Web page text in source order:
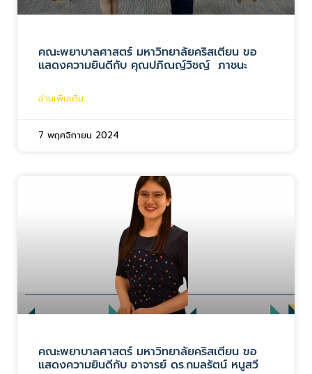
คณะพยาบาลศาสตร์ มหาวิทยาลัยคริสเตียน ขอ
แสดงความยินดีกับ คุณปภิณญ์วิชญ์ ภาชนะ
อ่านเพิ่มเติม...
7 พฤศจิกายน 2024
คณะพยาบาลศาสตร์ มหาวิทยาลัยคริสเตียน ขอ
แสดงความยินดีกับ อาจารย์ ดร.กมลรัตน์ หนูสวี